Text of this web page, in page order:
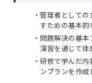
管理者としての
すための基本的
問題解決の基
演習を通じて体
研修で学んだ内
ンプランを作成